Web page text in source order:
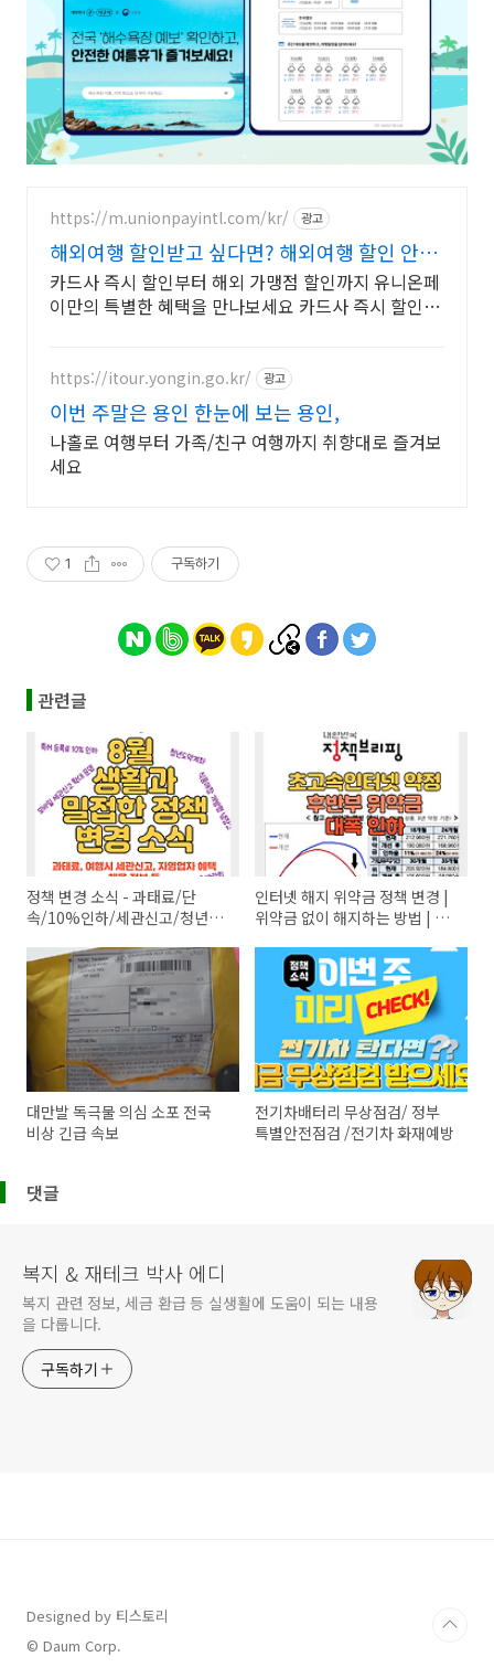
https://m.unionpayintl.com/kr/ 광고
해외여행 할인받고 싶다면? 해외여행 할인 안받
으면 손해
카드사 즉시 할인부터 해외 가맹점 할인까지 유니온페
이만의 특별한 혜택을 만나보세요 카드사 즉시 할인부
https://itour.yongin.go.kr/ 광고
이번 주말은 용인 한눈에 보는 용인,
나홀로 여행부터 가족/친구 여행까지 취향대로 즐겨보
세요
1 구독하기
관련글
정책 변경 소식 - 과태료/단
속/10%인하/세관신고/청년도
지원/휴게시설의무확대
인터넷 해지 위약금 정책 변경 |
위약금 없이 해지하는 방법 | 재
대만발 독극물 의심 소포 전국
비상 긴급 속보
전기차배터리 무상점검/ 정부
특별안전점검 /전기차 화재예방
댓글
복지 & 재테크 박사 에디
복지 관련 정보, 세금 환급 등 실생활에 도움이 되는 내용
을 다룹니다.
구독하기
Designed by 티스토리
© Daum Corp.